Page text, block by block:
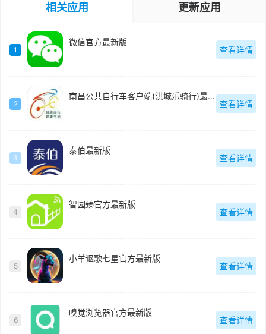
相关应用 更新应用
1
微信官方最新版
查看详情
2
南昌公共自行车客户端(洪城乐骑行)最新版
查看详情
3
泰伯最新版
查看详情
4
智园臻官方最新版
查看详情
5
小羊讴歌七星官方最新版
查看详情
6
嗅觉浏览器官方最新版
查看详情